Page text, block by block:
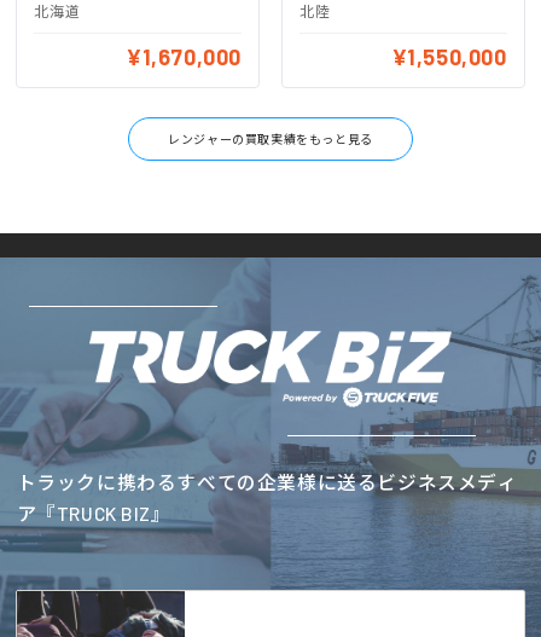
北海道
¥1,670,000
北陸
¥1,550,000
レンジャーの買取実績をもっと見る
トラックに携わるすべての企業様に送るビジネスメディ
ア『TRUCK BIZ』